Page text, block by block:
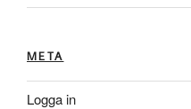
META
Logga in